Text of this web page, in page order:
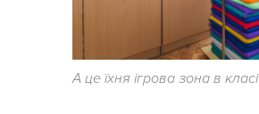
А це їхня ігрова зона в класі